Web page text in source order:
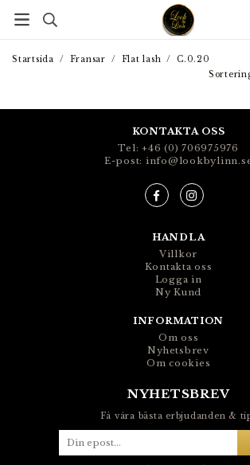
Startsida / Fransar / Flat lash /
C.0.20
KONTAKTA OSS
Tel: +46 (0) 706975976
E-post:
HANDLA
Villkor
Kontakta oss
Logga in
Ny Kund
INFORMATION
Om oss
Nyhetsbrev
Om cookies
NYHETSBREV
Få våra bästa erbjudanden &